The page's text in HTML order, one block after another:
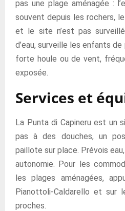
pas une plage aménagée :
souvent depuis les rochers,
et le site n’est pas
d’eau, surveille les enfants
forte houle ou de vent,
exposée.
Services et
La Punta di Capineru est un
pas à des douches, un
paillote sur place. Prévois
autonomie. Pour les
les plages aménagées,
Pianottoli-Caldarello et
proches.